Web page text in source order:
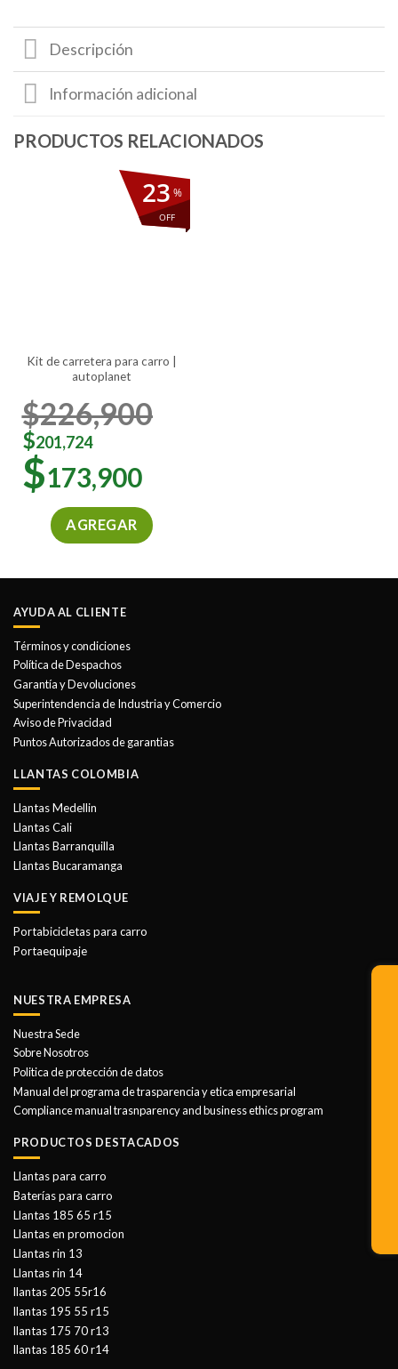
Descripción
Información adicional
%
OFF
23
kit de carretera para carro |
autoplanet
$226,900
$201,724
$173,900
AGREGAR
AYUDA AL CLIENTE
Términos y condiciones
Política de Despachos
Garantía y Devoluciones
Superintendencia de Industria y Comercio
Aviso de Privacidad
Puntos Autorizados de garantias
LLANTAS COLOMBIA
Llantas Medellin
Llantas Cali
Llantas Barranquilla
Llantas Bucaramanga
VIAJE Y REMOLQUE
Portabicicletas para carro
Portaequipaje
NUESTRA EMPRESA
Nuestra Sede
Sobre Nosotros
Politica de protección de datos
Manual del programa de trasparencia y etica empresarial
Compliance manual trasnparency and business ethics program
PRODUCTOS DESTACADOS
Llantas para carro
Baterías para carro
Llantas 185 65 r15
Llantas en promocion
Llantas rin 13
Llantas rin 14
llantas 205 55r16
llantas 195 55 r15
llantas 175 70 r13
llantas 185 60 r14